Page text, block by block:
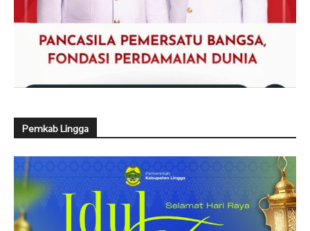
Pemkab Lingga